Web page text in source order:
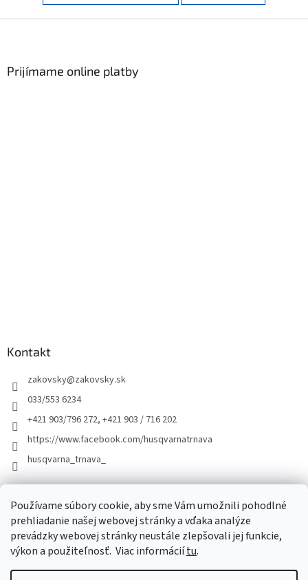
Používame súbory cookie, aby sme Vám umožnili pohodlné
prehliadanie našej webovej stránky a vďaka analýze
prevádzky webovej stránky neustále zlepšovali jej funkcie,
výkon a použiteľnosť. Viac informáciítu.
Prijímame online platby
Kontakt
zakovsky@zakovsky.sk
033/553 6234
+421 903/796 272, +421 903 / 716 202
https://www.facebook.com/husqvarnatrnava
husqvarna_trnava_
Facebook